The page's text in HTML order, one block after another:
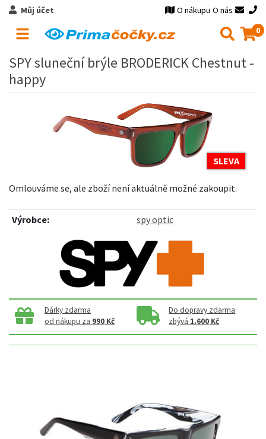
Můj účet O nákupu O nás
0
SPY sluneční brýle BRODERICK Chestnut -
happy
SLEVA
Omlouváme se, ale zboží není aktuálně možné zakoupit.
Výrobce: spy optic
Dárky zdarma
od nákupu za 990 Kč
Do dopravy zdarma
zbývá 1.600 Kč